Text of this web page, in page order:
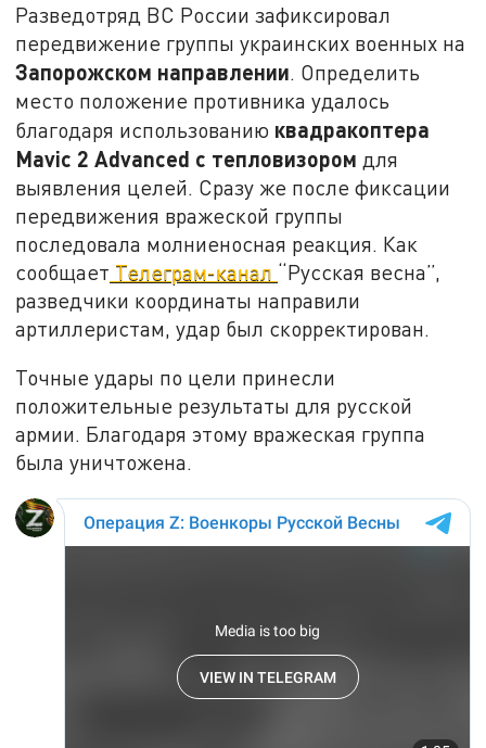
Разведотряд ВС России зафиксировал
передвижение группы украинских военных на
Запорожском направлении. Определить
место положение противника удалось
благодаря использованию квадракоптера
Mavic 2 Advanced с тепловизором для
выявления целей. Сразу же после фиксации
передвижения вражеской группы
последовала молниеносная реакция. Как
сообщает Телеграм-канал “Русская весна”,
разведчики координаты направили
артиллеристам, удар был скорректирован.
Точные удары по цели принесли
положительные результаты для русской
армии. Благодаря этому вражеская группа
была уничтожена.